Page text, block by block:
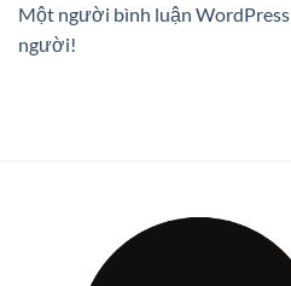
Một người bình luận WordPress
người!